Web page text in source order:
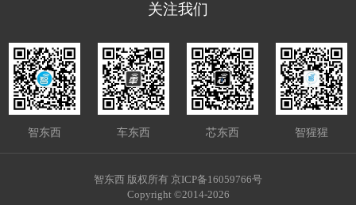
关注我们
智东西 车东西 芯东西 智猩猩
智东西 版权所有 京ICP备16059766号
Copyright ©2014-2026